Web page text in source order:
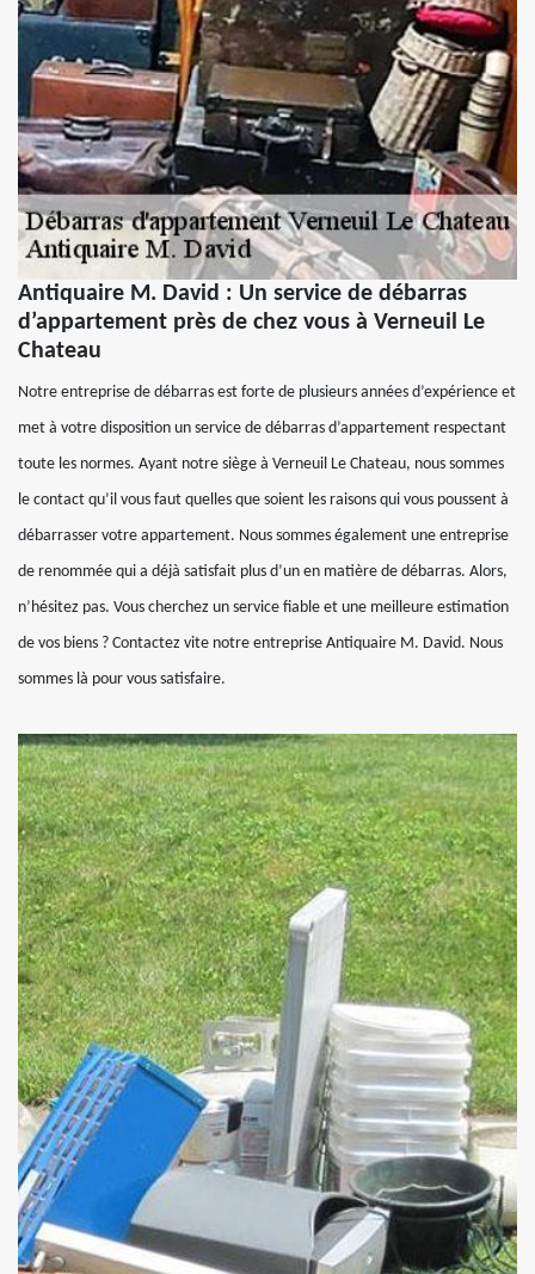
Antiquaire M. David : Un service de débarras
d’appartement près de chez vous à Verneuil Le
Chateau
Notre entreprise de débarras est forte de plusieurs années d’expérience et
met à votre disposition un service de débarras d’appartement respectant
toute les normes. Ayant notre siège à Verneuil Le Chateau, nous sommes
le contact qu’il vous faut quelles que soient les raisons qui vous poussent à
débarrasser votre appartement. Nous sommes également une entreprise
de renommée qui a déjà satisfait plus d’un en matière de débarras. Alors,
n’hésitez pas. Vous cherchez un service fiable et une meilleure estimation
de vos biens ? Contactez vite notre entreprise Antiquaire M. David. Nous
sommes là pour vous satisfaire.